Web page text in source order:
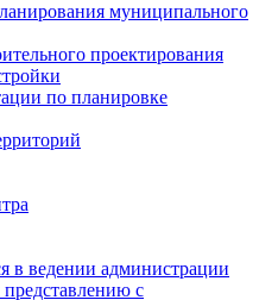
муниципального
проектирования
по планировке
в ведении администрации
с